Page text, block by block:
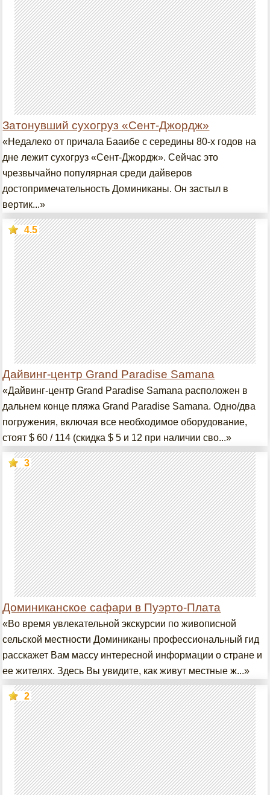
Затонувший сухогруз «Сент-Джордж»
«Недалеко от причала Бааибе с середины 80-х годов на
дне лежит сухогруз «Сент-Джордж». Сейчас это
чрезвычайно популярная среди дайверов
достопримечательность Доминиканы. Он застыл в
вертик...»
Дайвинг-центр Grand Paradise Samana
4.5
«Дайвинг-центр Grand Paradise Samana расположен в
дальнем конце пляжа Grand Paradise Samana. Одно/два
погружения, включая все необходимое оборудование,
стоят $ 60 / 114 (скидка $ 5 и 12 при наличии сво...»
Доминиканское сафари в Пуэрто-Плата
3
«Во время увлекательной экскурсии по живописной
сельской местности Доминиканы профессиональный гид
расскажет Вам массу интересной информации о стране и
ее жителях. Здесь Вы увидите, как живут местные ж...»
2